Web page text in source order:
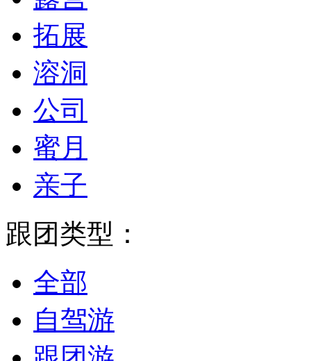
拓展
溶洞
公司
蜜月
亲子
跟团类型：
全部
自驾游